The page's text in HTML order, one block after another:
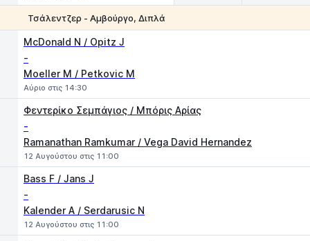
Τσάλεντζερ - Αμβούργο, Διπλά
McDonald N / Opitz J
-
Moeller M / Petkovic M
Αύριο στις 14:30
Φεντερίκο Σεμπάγιος / Μπόρις Αρίας
-
Ramanathan Ramkumar / Vega David Hernandez
12 Αυγούστου στις 11:00
Bass F / Jans J
-
Kalender A / Serdarusic N
12 Αυγούστου στις 11:00